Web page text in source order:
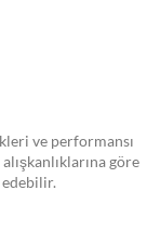
ve performansı
göre